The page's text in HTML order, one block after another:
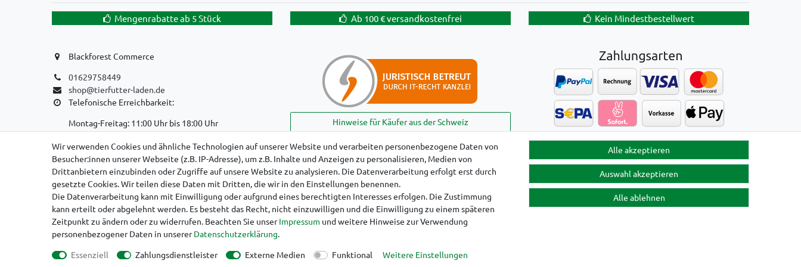
Mengenrabatte ab 5 Stück Ab 100 € versandkostenfrei Kein Mindestbestellwert
Blackforest Commerce
01629758449
shop@tierfutter-laden.de
Telefonische Erreichbarkeit:
Montag-Freitag: 11:00 Uhr bis 18:00 Uhr
WIR SIND EIN REINER ONLINE-VERSANDHANDEL!
KEIN LADENGESCHÄFT, KEINE SELBSTABHOLUNG!
Hinweise für Käufer aus der Schweiz
Impressum Daten­schutz­erklärung AGB Widerrufs­recht
Wir verwenden Cookies und ähnliche Technologien auf unserer Website und verarbeiten personenbezogene Daten von
Besucher:innen unserer Webseite (z.B. IP-Adresse), um z.B. Inhalte und Anzeigen zu personalisieren, Medien von
Drittanbietern einzubinden oder Zugriffe auf unsere Website zu analysieren. Die Datenverarbeitung erfolgt erst durch
gesetzte Cookies. Wir teilen diese Daten mit Dritten, die wir in den Einstellungen benennen.
Die Datenverarbeitung kann mit Einwilligung oder aufgrund eines berechtigten Interesses erfolgen. Die Zustimmung
kann erteilt oder abgelehnt werden. Es besteht das Recht, nicht einzuwilligen und die Einwilligung zu einem späteren
Zeitpunkt zu ändern oder zu widerrufen. Beachten Sie unserImpressum und weitere Hinweise zur Verwendung
personenbezogener Daten in unsererDaten­schutz­erklärung.
Essenziell
Zahlungsdienstleister Externe Medien Funktional Weitere Einstellungen
Alle akzeptieren
Auswahl akzeptieren
Alle ablehnen